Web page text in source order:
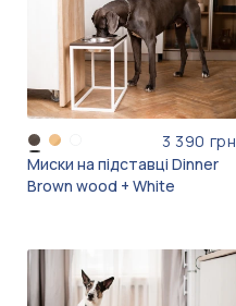
3 390 грн
Миски на підставці Dinner
Brown wood + White